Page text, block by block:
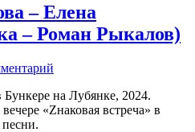
– Елена
– Роман Рыкалов)
«Лютик»
(слова
Бункере на Лубянке, 2024.
«Zнаковая встреча» в
песни.